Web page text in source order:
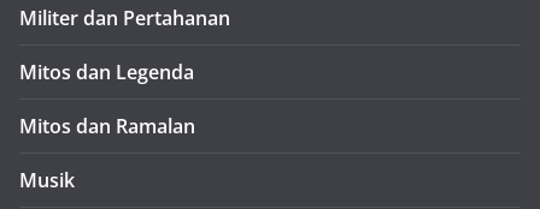
Militer dan Pertahanan
Mitos dan Legenda
Mitos dan Ramalan
Musik